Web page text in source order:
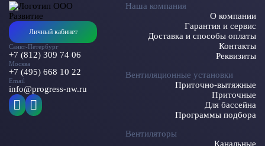
Личный кабинет
Санкт-Петербург
+7 (812) 309 74 06
Москва
+7 (495) 668 10 22
Email
info@progress-nw.ru
Наша компания
О компании
Гарантия и сервис
Доставка и способы оплаты
Контакты
Реквизиты
Вентиляционные установки
Приточно-вытяжные
Приточные
Для бассейна
Программы подбора
Вентиляторы
Канальные